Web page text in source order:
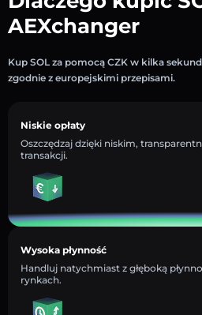
AEXchanger
Kup SOL za pomocą CZK w kilka
zgodnie z europejskimi przepisami.
Niskie opłaty
Oszczędzaj dzięki niskim,
transakcji.
Wysoka płynność
Handluj natychmiast z głęboką
rynkach.